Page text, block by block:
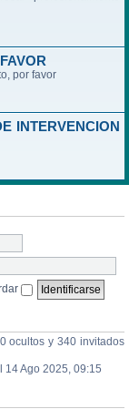
por favor
INTERVENCION
ocultos y 340 invitados
14 Ago 2025, 09:15